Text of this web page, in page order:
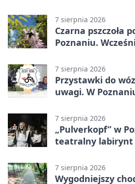
7 sierpnia 2026
Czarna pszczoła
Poznaniu.
7 sierpnia 2026
Przystawki do
uwagi. W
7 sierpnia 2026
„Pulverkopf” w
teatralny labirynt
7 sierpnia 2026
Wygodniejszy